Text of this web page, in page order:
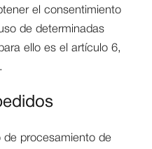
el consentimiento
de determinadas
ello es el artículo 6,
procesamiento de